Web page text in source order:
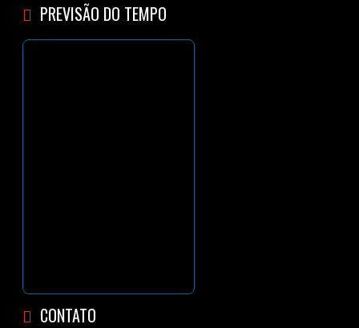
PREVISÃO DO TEMPO
CONTATO